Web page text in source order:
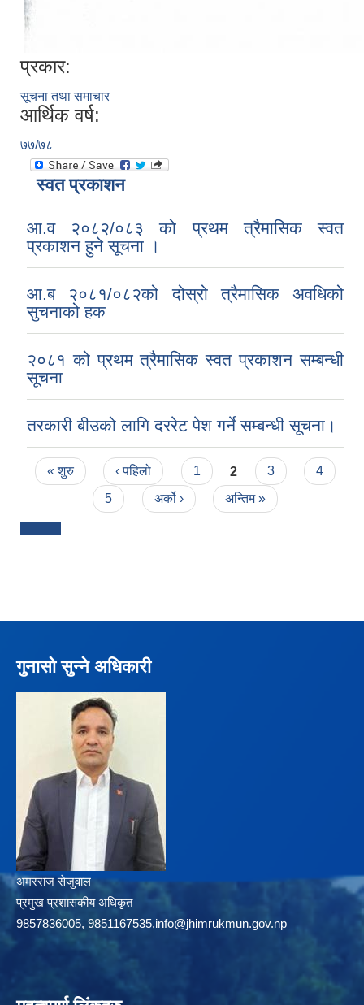
प्रकार:
सूचना तथा समाचार
आर्थिक वर्ष:
७७/७८
स्वत प्रकाशन
आ.व २०८२/०८३ को प्रथम त्रैमासिक स्वत
प्रकाशन हुने सूचना ।
आ.ब २०८१/०८२को दोस्रो त्रैमासिक अवधिको
सुचनाको हक
२०८१ को प्रथम त्रैमासिक स्वत प्रकाशन सम्बन्धी
सूचना
तरकारी बीउको लागि दररेट पेश गर्ने सम्बन्धी सूचना।
Pages
« शुरु ‹ पहिलो 1 2 3
4
5
अर्को › अन्तिम »
गुनासो सुन्ने अधिकारी
अमरराज सेजुवाल
प्रमुख प्रशासकीय अधिकृत
9857836005, 9851167535,info@jhimrukmun.gov.np